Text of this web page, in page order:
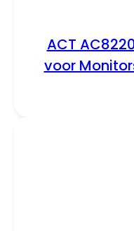
ACT
voor